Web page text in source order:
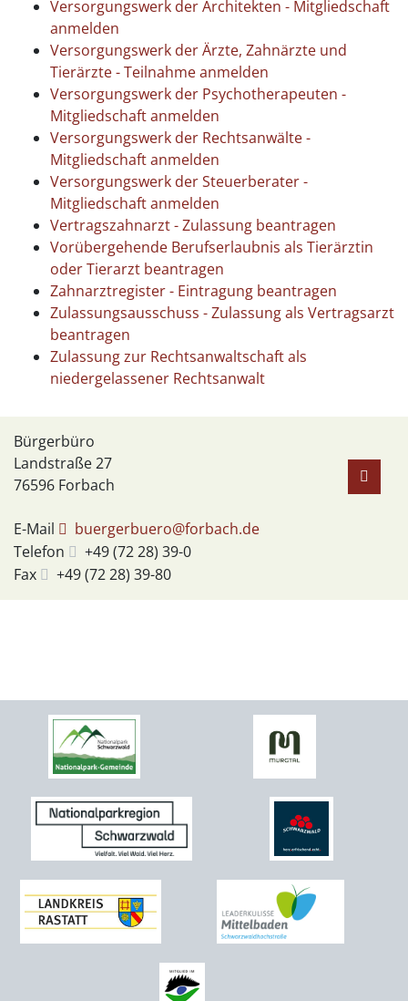
Versorgungswerk der Architekten - Mitgliedschaft
anmelden
Versorgungswerk der Ärzte, Zahnärzte und
Tierärzte - Teilnahme anmelden
Versorgungswerk der Psychotherapeuten -
Mitgliedschaft anmelden
Versorgungswerk der Rechtsanwälte -
Mitgliedschaft anmelden
Versorgungswerk der Steuerberater -
Mitgliedschaft anmelden
Vertragszahnarzt - Zulassung beantragen
Vorübergehende Berufserlaubnis als Tierärztin
oder Tierarzt beantragen
Zahnarztregister - Eintragung beantragen
Zulassungsausschuss - Zulassung als Vertragsarzt
beantragen
Zulassung zur Rechtsanwaltschaft als
niedergelassener Rechtsanwalt
Bürgerbüro
Landstraße 27
76596 Forbach
E-Mail
buergerbuero@forbach.de
Telefon
+49 (7228) 39-0
Fax
+49 (7228) 39-80